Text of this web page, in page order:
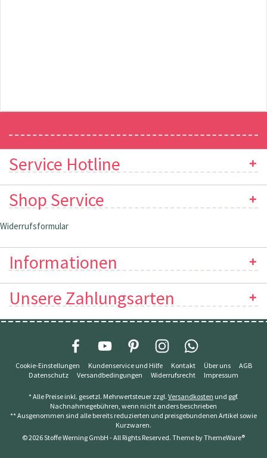
Service Hotline
Shop Service
Widerrufsformular
Informationen
Unsere Zahlungsarten
Cookie-Einstellungen Kundenservice und Hilfe Kontakt Über uns
AGB
Datenschutz
Versandbedingungen Widerrufsrecht Impressum
* Alle Preise inkl. gesetzl. Mehrwertsteuer zzgl. Versandkosten und ggf.
Nachnahmegebühren, wenn nicht anders beschrieben
** Ausgenommen sind alle bereits reduzierten und preisgebundenen Artikel sowie
Kurzwaren.
© 2026 Stoffe Werning GmbH - All Rights Reserved. Theme byThemeWare®